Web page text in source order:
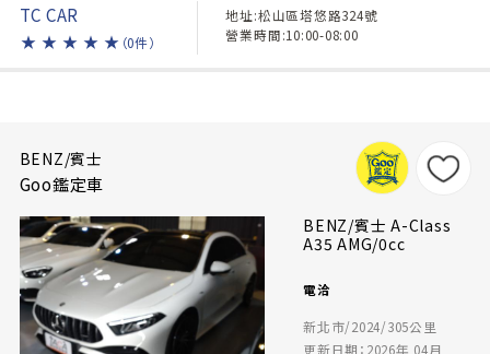
TC CAR
★ ★ ★ ★ ★ （0件）
地址:松山區塔悠路324號
營業時間:10:00-08:00
BENZ/賓士
Goo鑑定車
BENZ/賓士 A-Class
A35 AMG/0cc
電洽
新北市/2024/305公里
更新日期：2026年 04月